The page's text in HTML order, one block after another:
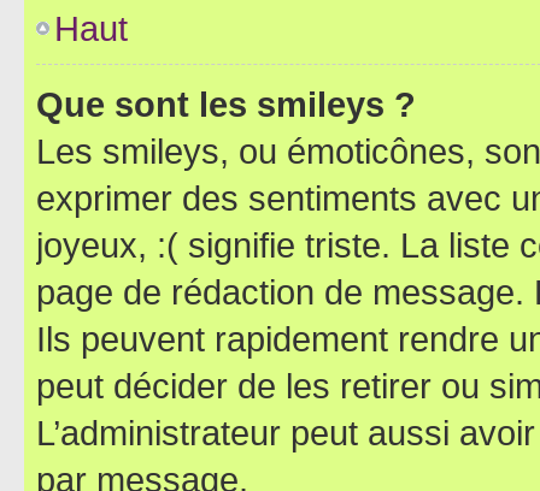
Haut
Que sont les smileys ?
Les smileys, ou émoticônes,
exprimer des sentiments avec
joyeux, :( signifie triste. La liste
page de rédaction de
Ils peuvent rapidement rendre
peut décider de les retirer ou
L’administrateur peut aussi
par message.